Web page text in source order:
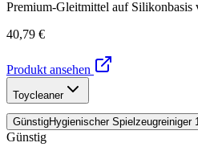
Premium-Gleitmittel auf Silikonbasis
40,79 €
Produkt ansehen
Toycleaner
GünstigHygienischer Spielzeugreiniger
Günstig